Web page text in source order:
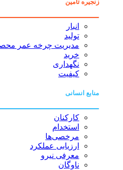
زنجیره تأمین
انبار
تولید
مدیریت چرخه عمر محصول (PLM)
خرید
نگهداری
کیفیت
منابع انسانی
کارکنان
استخدام
مرخصی‌ها
ارزیابی عملکرد
معرفی نیرو
ناوگان